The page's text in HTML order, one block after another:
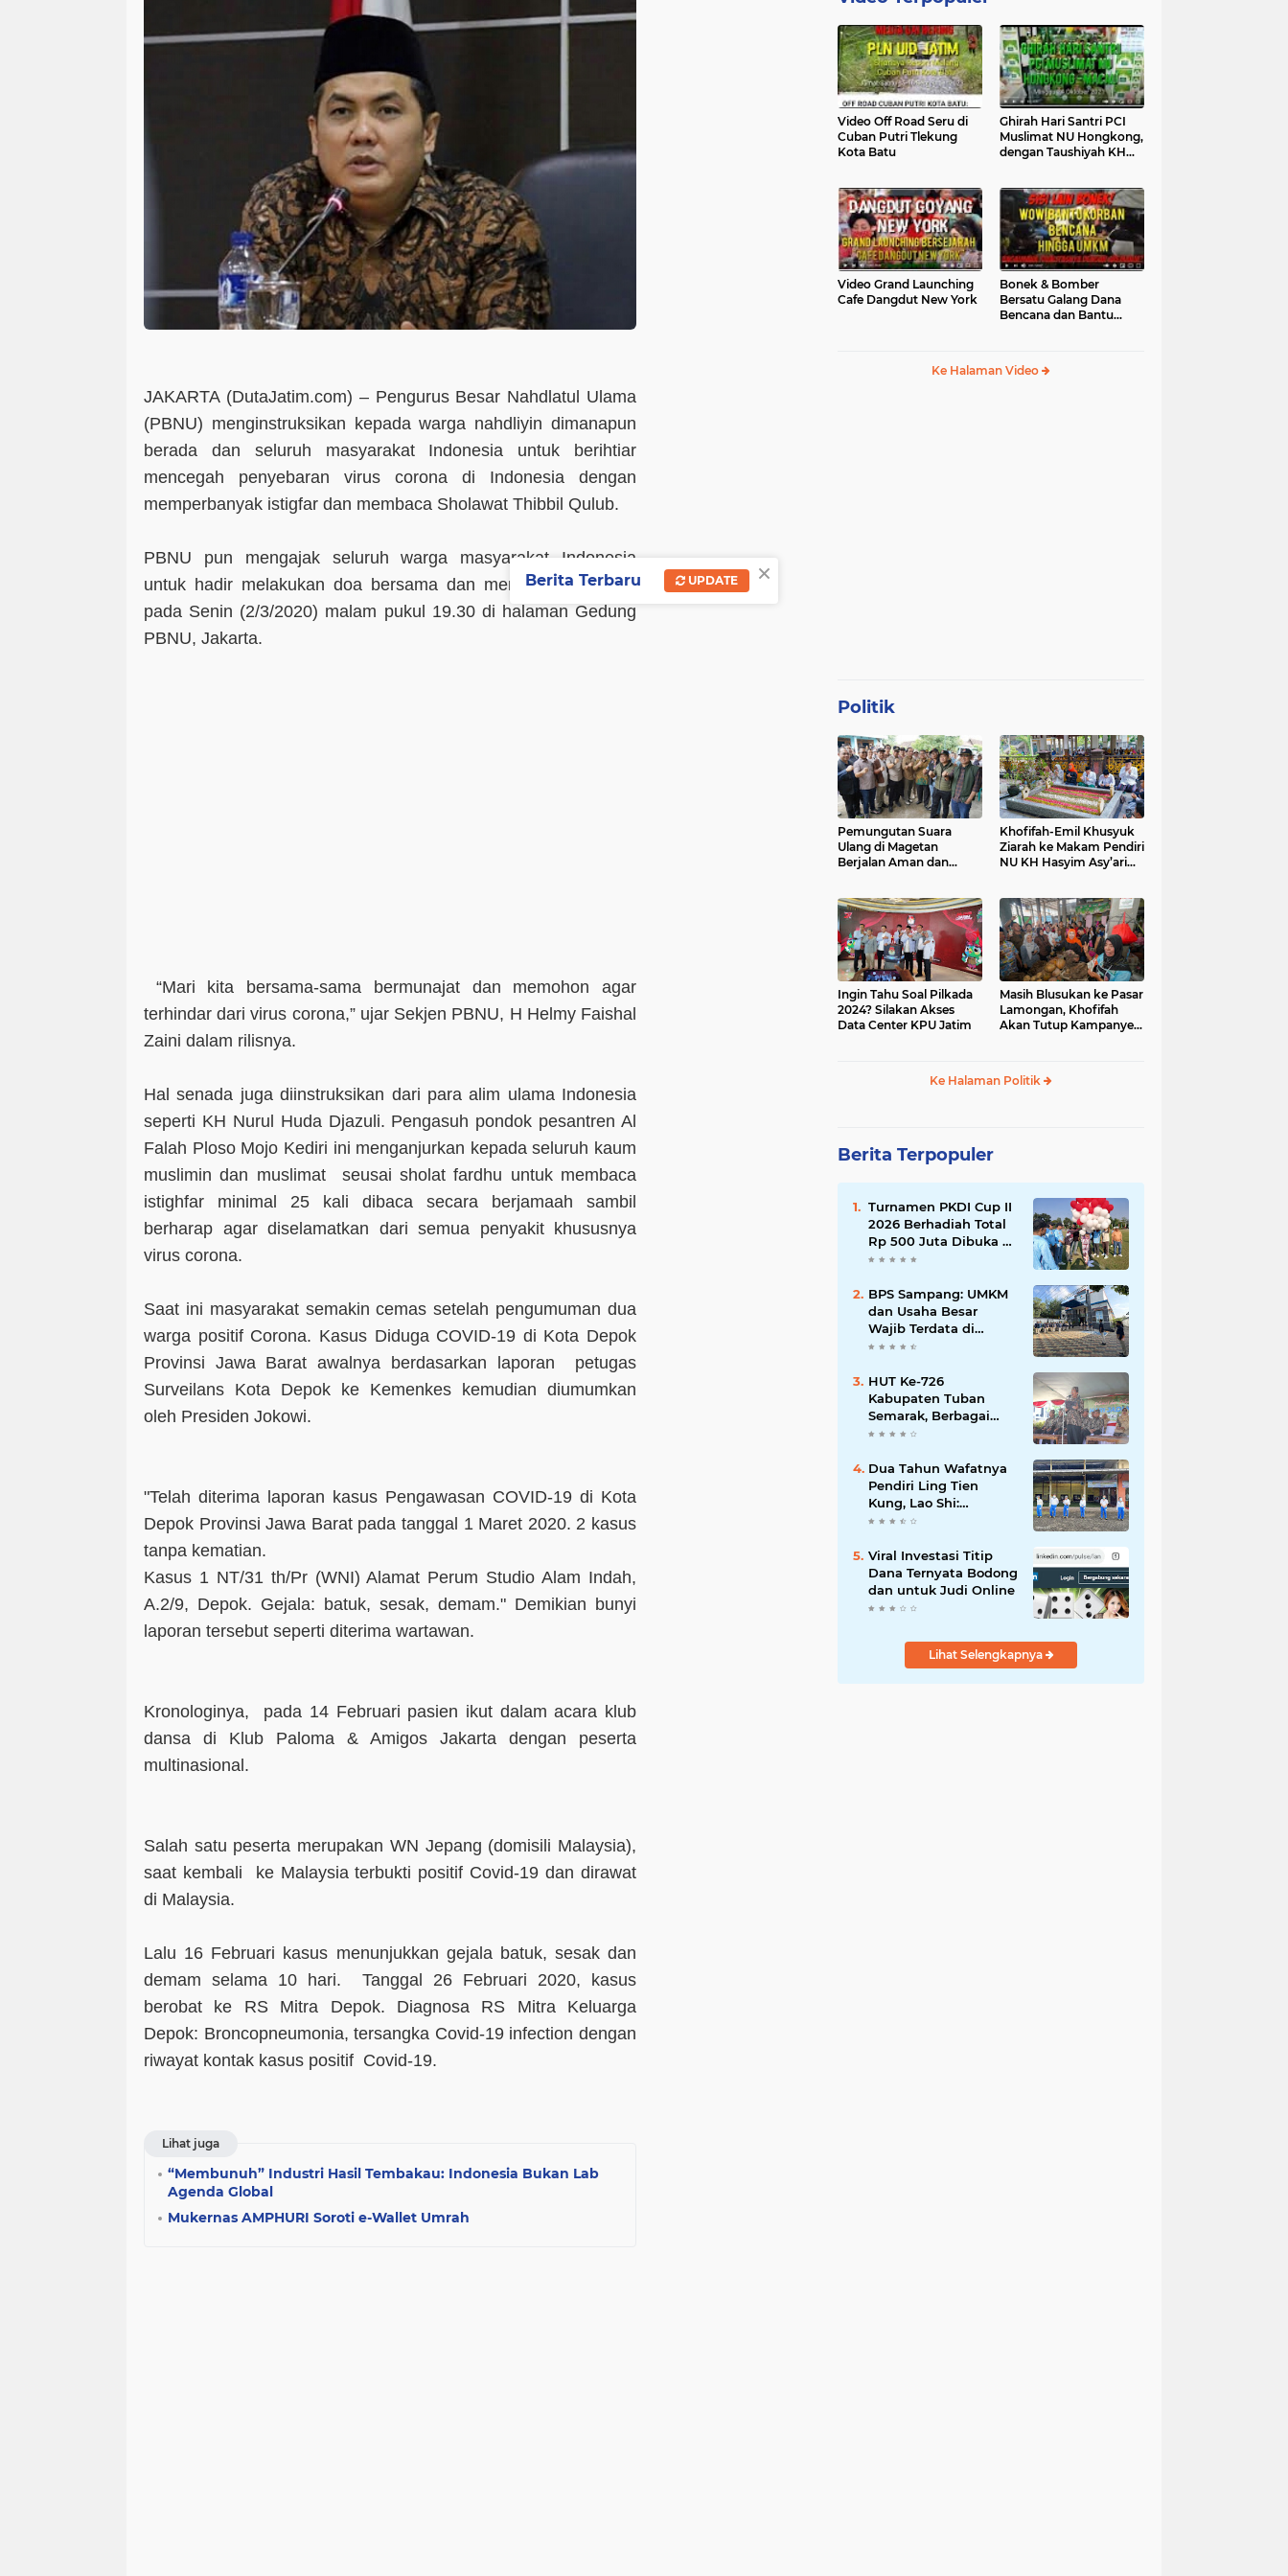
JAKARTA (DutaJatim.com) – Pengurus Besar Nahdlatul Ulama
(PBNU) menginstruksikan kepada warga nahdliyin dimanapun
berada dan seluruh masyarakat Indonesia untuk berihtiar
mencegah penyebaran virus corona di Indonesia dengan
memperbanyak istigfar dan membaca Sholawat Thibbil Qulub.
PBNU pun mengajak seluruh warga masyarakat Indonesia
untuk hadir melakukan doa bersama dan membaca sholawat
pada Senin (2/3/2020) malam pukul 19.30 di halaman Gedung
PBNU, Jakarta.
“Mari kita bersama-sama bermunajat dan memohon agar
terhindar dari virus corona,” ujar Sekjen PBNU, H Helmy Faishal
Zaini dalam rilisnya.
Hal senada juga diinstruksikan dari para alim ulama Indonesia
seperti KH Nurul Huda Djazuli. Pengasuh pondok pesantren Al
Falah Ploso Mojo Kediri ini menganjurkan kepada seluruh kaum
muslimin dan muslimat seusai sholat fardhu untuk membaca
istighfar minimal 25 kali dibaca secara berjamaah sambil
berharap agar diselamatkan dari semua penyakit khususnya
virus corona.
Saat ini masyarakat semakin cemas setelah pengumuman dua
warga positif Corona. Kasus Diduga COVID-19 di Kota Depok
Provinsi Jawa Barat awalnya berdasarkan laporan petugas
Surveilans Kota Depok ke Kemenkes kemudian diumumkan
oleh Presiden Jokowi.
"Telah diterima laporan kasus Pengawasan COVID-19 di Kota
Depok Provinsi Jawa Barat pada tanggal 1 Maret 2020. 2 kasus
tanpa kematian.
Kasus 1 NT/31 th/Pr (WNI) Alamat Perum Studio Alam Indah,
A.2/9, Depok. Gejala: batuk, sesak, demam." Demikian bunyi
laporan tersebut seperti diterima wartawan.
Kronologinya, pada 14 Februari pasien ikut dalam acara klub
dansa di Klub Paloma & Amigos Jakarta dengan peserta
multinasional.
Salah satu peserta merupakan WN Jepang (domisili Malaysia),
saat kembali ke Malaysia terbukti positif Covid-19 dan dirawat
di Malaysia.
Lalu 16 Februari kasus menunjukkan gejala batuk, sesak dan
demam selama 10 hari. Tanggal 26 Februari 2020, kasus
berobat ke RS Mitra Depok. Diagnosa RS Mitra Keluarga
Depok: Broncopneumonia, tersangka Covid-19 infection dengan
riwayat kontak kasus positif Covid-19.
Lihat juga
“Membunuh” Industri Hasil Tembakau: Indonesia Bukan Lab
Agenda Global
Mukernas AMPHURI Soroti e-Wallet Umrah
Video Off Road Seru di
Cuban Putri Tlekung
Kota Batu
Ghirah Hari Santri PCI
Muslimat NU Hongkong,
dengan Taushiyah KH
Video Grand Launching
Cafe Dangdut New York
Bonek & Bomber
Bersatu Galang Dana
Bencana dan Bantu
Ke Halaman Video
Politik
Pemungutan Suara
Ulang di Magetan
Berjalan Aman dan
Khofifah-Emil Khusyuk
Ziarah ke Makam Pendiri
NU KH Hasyim Asy’ari
Ingin Tahu Soal Pilkada
2024? Silakan Akses
Data Center KPU Jatim
Masih Blusukan ke Pasar
Lamongan, Khofifah
Akan Tutup Kampanye
Ke Halaman Politik
Berita Terpopuler
Turnamen PKDI Cup II
2026 Berhadiah Total
Rp 500 Juta Dibuka di
Jombang, Ketua PKDI
Mahdi: Ajang
Silaturrahmi dan
Media Komunikasi
Antar-Kades untuk
BPS Sampang: UMKM
dan Usaha Besar
Wajib Terdata di
Sensus Ekonomi 2026,
Sasaran
HUT Ke-726
Kabupaten Tuban
Semarak, Berbagai
Prestasinya Pun
Dua Tahun Wafatnya
Pendiri Ling Tien
Kung, Lao Shi:
Amanah Harus Kita
Viral Investasi Titip
Dana Ternyata Bodong
dan untuk Judi Online
Lihat Selengkapnya
×
Berita Terbaru UPDATE